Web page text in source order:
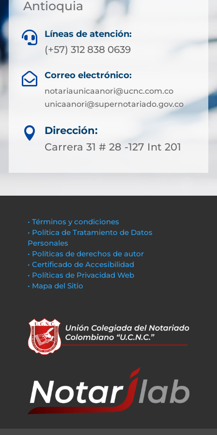
Antioquia
 Líneas de atención:
(+57) 312 838 0639
 Correo electrónico:
notariaunicaanori@ucnc.com.co
unicaanori@supernotariado.gov.co

Dirección:
Carrera 31 # 28 -127 Int 201
• Términos y condiciones
• Política de Tratamiento de Datos
Personales
• Políticas de derechos de autor
• Certificado de Accesibilidad
• Políticas de Privacidad Web
• Mapa del Sitio